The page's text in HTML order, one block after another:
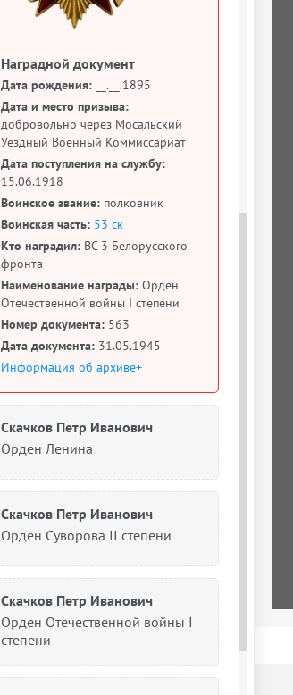
Наградной документ
Дата рождения: __.__.1895
Дата и место призыва:
добровольно через Мосальский
Уездный Военный Коммиссариат
Дата поступления на службу:
15.06.1918
Воинское звание: полковник
Воинская часть: 53 ск
Кто наградил: ВС 3 Белорусского
фронта
Наименование награды: Орден
Отечественной войны I степени
Номер документа: 563
Дата документа: 31.05.1945
Информация об архиве+
Скачков Петр Иванович
Орден Ленина
Скачков Петр Иванович
Орден Суворова II степени
Скачков Петр Иванович
Орден Отечественной войны I
степени